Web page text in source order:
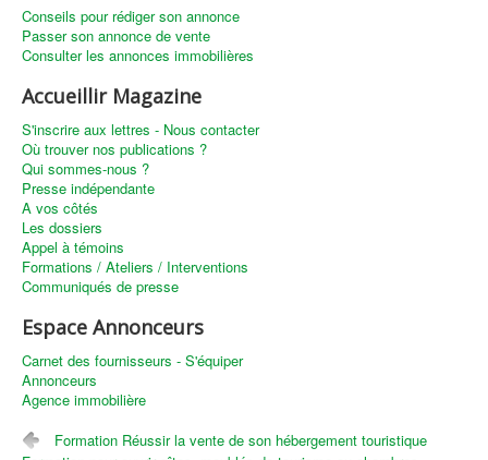
Conseils pour rédiger son annonce
Passer son annonce de vente
Consulter les annonces immobilières
Accueillir Magazine
S'inscrire aux lettres - Nous contacter
Où trouver nos publications ?
Qui sommes-nous ?
Presse indépendante
A vos côtés
Les dossiers
Appel à témoins
Formations / Ateliers / Interventions
Communiqués de presse
Espace Annonceurs
Carnet des fournisseurs - S'équiper
Annonceurs
Agence immobilière
Formation Réussir la vente de son hébergement touristique